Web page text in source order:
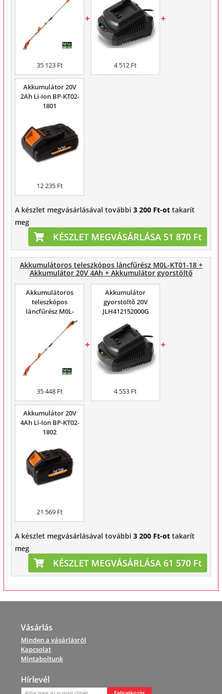
35 123 Ft 4 512 Ft
Akkumulátor 20V
2Ah Li-Ion BP-KT02-
1801
12 235 Ft
A készlet megvásárlásával további 3 200 Ft-ot takarít
meg
KÉSZLET MEGVÁSÁRLÁSA 51 870 Ft
Akkumulátoros teleszkópos láncfűrész M0L-KT01-18 +
Akkumulátor 20V 4Ah + Akkumulátor gyorstöltő
Akkumulátoros
teleszkópos
láncfűrész M0L-
KT01-18 (akku
35 448 Ft
Akkumulátor
gyorstöltő 20V
JLH412152000G
4 553 Ft
Akkumulátor 20V
4Ah Li-Ion BP-KT02-
1802
21 569 Ft
A készlet megvásárlásával további 3 200 Ft-ot takarít
meg
KÉSZLET MEGVÁSÁRLÁSA 61 570 Ft
Vásárlás
Minden a vásárlásról
Kapcsolat
Mintaboltunk
Hírlevél